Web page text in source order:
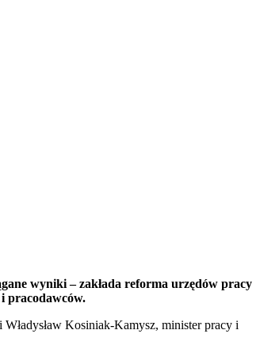
wyniki – zakłada reforma urzędów pracy
pracodawców.
Kosiniak-Kamysz, minister pracy i